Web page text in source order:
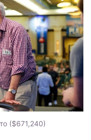
($671,240)